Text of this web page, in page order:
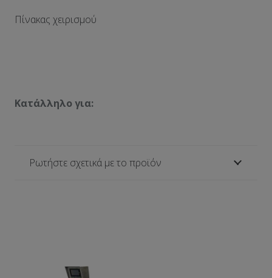
Πίνακας χειρισμού
Κατάλληλο για:
Ρωτήστε σχετικά με το προϊόν